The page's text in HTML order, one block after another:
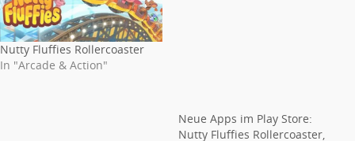
Nutty Fluffies Rollercoaster
In "Arcade & Action"
Neue Apps im Play Store:
Nutty Fluffies Rollercoaster,